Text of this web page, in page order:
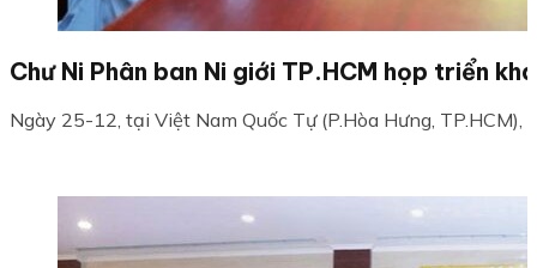
Chư Ni Phân ban Ni giới TP.HCM họp triển
Ngày 25-12, tại Việt Nam Quốc Tự (P.Hòa Hưng,